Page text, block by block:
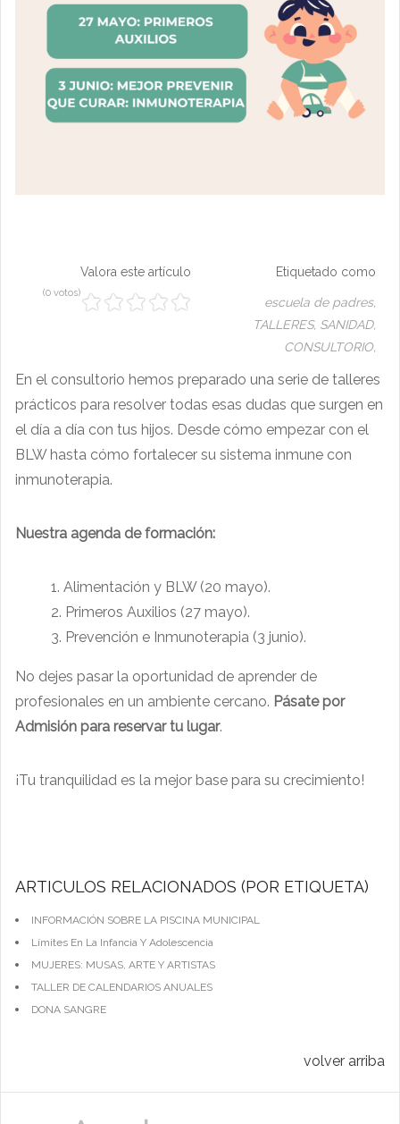
Valora este artículo
(0 votos)
Etiquetado como
escuela de padres,
TALLERES, SANIDAD,
CONSULTORIO,
En el consultorio hemos preparado una serie de talleres
prácticos para resolver todas esas dudas que surgen en
el día a día con tus hijos. Desde cómo empezar con el
BLW hasta cómo fortalecer su sistema inmune con
inmunoterapia.
Nuestra agenda de formación:
Alimentación y BLW (20 mayo).
Primeros Auxilios (27 mayo).
Prevención e Inmunoterapia (3 junio).
No dejes pasar la oportunidad de aprender de
profesionales en un ambiente cercano. Pásate por
Admisión para reservar tu lugar.
¡Tu tranquilidad es la mejor base para su crecimiento!
ARTÍCULOS RELACIONADOS (POR ETIQUETA)
INFORMACIÓN SOBRE LA PISCINA MUNICIPAL
Límites En La Infancia Y Adolescencia
MUJERES: MUSAS, ARTE Y ARTISTAS
TALLER DE CALENDARIOS ANUALES
DONA SANGRE
volver arriba